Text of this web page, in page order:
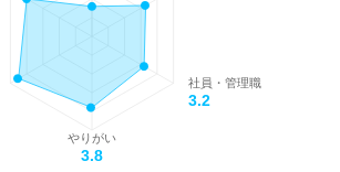
社員・管理職
3.2
やりがい
3.8